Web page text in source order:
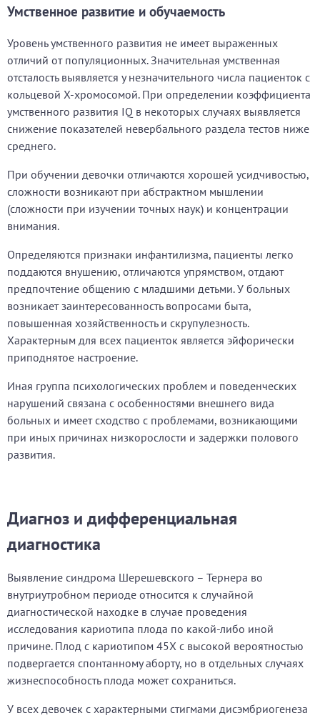
Умственное развитие и обучаемость
Уровень умственного развития не имеет выраженных
отличий от популяционных. Значительная умственная
отсталость выявляется у незначительного числа пациенток с
кольцевой X-хромосомой. При определении коэффициента
умственного развития IQ в некоторых случаях выявляется
снижение показателей невербального раздела тестов ниже
среднего.
При обучении девочки отличаются хорошей усидчивостью,
сложности возникают при абстрактном мышлении
(сложности при изучении точных наук) и концентрации
внимания.
Определяются признаки инфантилизма, пациенты легко
поддаются внушению, отличаются упрямством, отдают
предпочтение общению с младшими детьми. У больных
возникает заинтересованность вопросами быта,
повышенная хозяйственность и скрупулезность.
Характерным для всех пациенток является эйфорически
приподнятое настроение.
Иная группа психологических проблем и поведенческих
нарушений связана с особенностями внешнего вида
больных и имеет сходство с проблемами, возникающими
при иных причинах низкорослости и задержки полового
развития.
Диагноз и дифференциальная
диагностика
Выявление синдрома Шерешевского – Тернера во
внутриутробном периоде относится к случайной
диагностической находке в случае проведения
исследования кариотипа плода по какой-либо иной
причине. Плод с кариотипом 45X с высокой вероятностью
подвергается спонтанному аборту, но в отдельных случаях
жизнеспособность плода может сохраниться.
У всех девочек с характерными стигмами дисэмбриогенеза